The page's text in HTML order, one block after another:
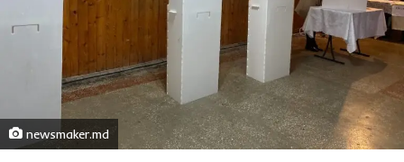
newsmaker.md